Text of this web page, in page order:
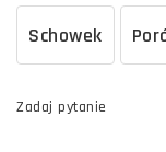
Schowek
Zadaj pytanie